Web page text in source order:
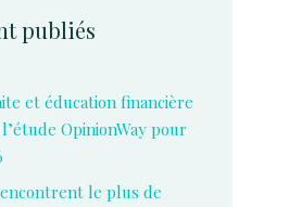
publiés
et éducation financière
OpinionWay pour
le plus de